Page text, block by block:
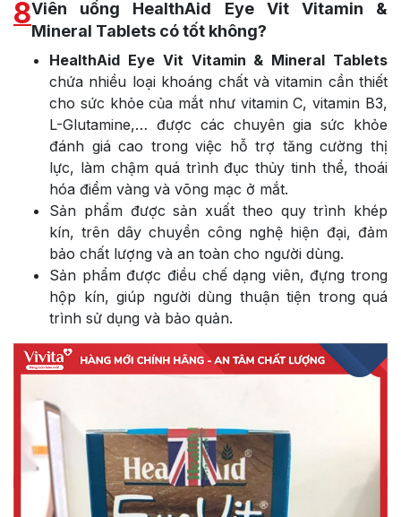
8Viên uống HealthAid Eye Vit Vitamin &
Mineral Tablets có tốt không?
HealthAid Eye Vit Vitamin & Mineral Tablets
chứa nhiều loại khoáng chất và vitamin cần thiết
cho sức khỏe của mắt như vitamin C, vitamin B3,
L-Glutamine,… được các chuyên gia sức khỏe
đánh giá cao trong việc hỗ trợ tăng cường thị
lực, làm chậm quá trình đục thủy tinh thể, thoái
hóa điểm vàng và võng mạc ở mắt.
Sản phẩm được sản xuất theo quy trình khép
kín, trên dây chuyền công nghệ hiện đại, đảm
bảo chất lượng và an toàn cho người dùng.
Sản phẩm được điều chế dạng viên, đựng trong
hộp kín, giúp người dùng thuận tiện trong quá
trình sử dụng và bảo quản.